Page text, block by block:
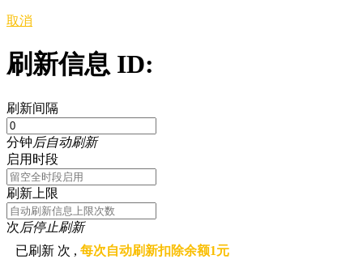
取消
刷新信息 ID:
刷新间隔
分钟后自动刷新
启用时段
刷新上限
次后停止刷新
已刷新 次 ,每次自动刷新扣除余额1元